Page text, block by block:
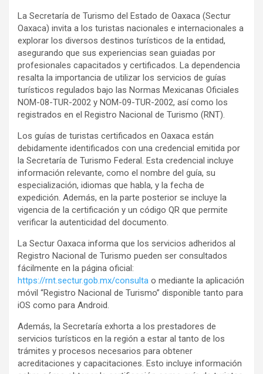
La Secretaría de Turismo del Estado de Oaxaca (Sectur
Oaxaca) invita a los turistas nacionales e internacionales a
explorar los diversos destinos turísticos de la entidad,
asegurando que sus experiencias sean guiadas por
profesionales capacitados y certificados. La dependencia
resalta la importancia de utilizar los servicios de guías
turísticos regulados bajo las Normas Mexicanas Oficiales
NOM-08-TUR-2002 y NOM-09-TUR-2002, así como los
registrados en el Registro Nacional de Turismo (RNT).
Los guías de turistas certificados en Oaxaca están
debidamente identificados con una credencial emitida por
la Secretaría de Turismo Federal. Esta credencial incluye
información relevante, como el nombre del guía, su
especialización, idiomas que habla, y la fecha de
expedición. Además, en la parte posterior se incluye la
vigencia de la certificación y un código QR que permite
verificar la autenticidad del documento.
La Sectur Oaxaca informa que los servicios adheridos al
Registro Nacional de Turismo pueden ser consultados
fácilmente en la página oficial:
https://rnt.sectur.gob.mx/consulta o mediante la aplicación
móvil “Registro Nacional de Turismo” disponible tanto para
iOS como para Android.
Además, la Secretaría exhorta a los prestadores de
servicios turísticos en la región a estar al tanto de los
trámites y procesos necesarios para obtener
acreditaciones y capacitaciones. Esto incluye información